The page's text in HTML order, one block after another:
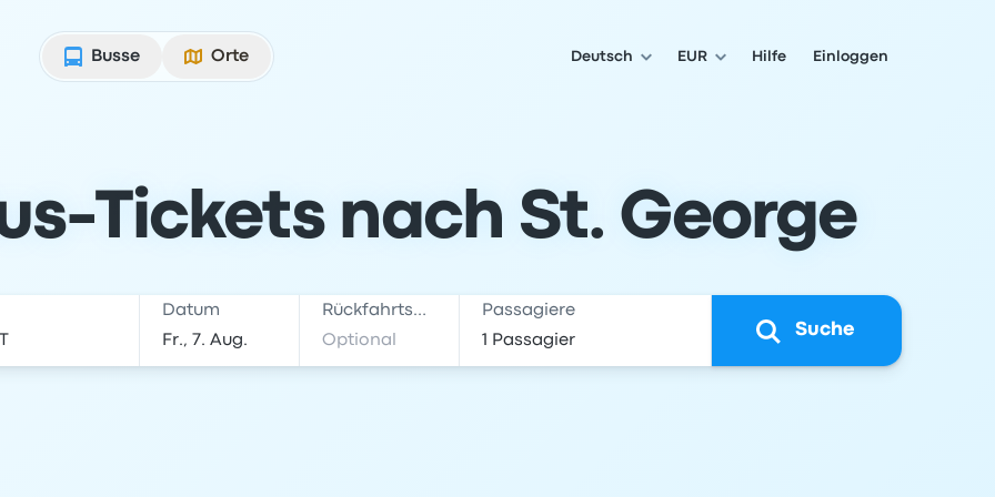
Busse
Orte Deutsch EUR Hilfe Einloggen
Tickets nach St. George
Datum Rückfahrtsdatum Passagiere
Suche